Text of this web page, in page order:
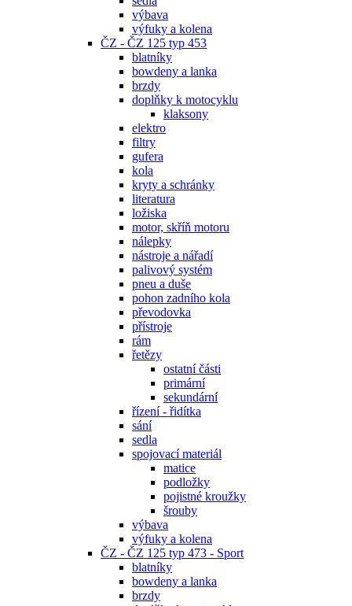
výbava
výfuky a kolena
ČZ - ČZ 125 typ 453
blatníky
bowdeny a lanka
brzdy
doplňky k motocyklu
klaksony
elektro
filtry
gufera
kola
kryty a schránky
literatura
ložiska
motor, skříň motoru
nálepky
nástroje a nářadí
palivový systém
pneu a duše
pohon zadního kola
převodovka
přístroje
rám
řetězy
ostatní části
primární
sekundární
řízení - řidítka
sání
sedla
spojovací materiál
matice
podložky
pojistné kroužky
šrouby
výbava
výfuky a kolena
ČZ - ČZ 125 typ 473 - Sport
blatníky
bowdeny a lanka
brzdy